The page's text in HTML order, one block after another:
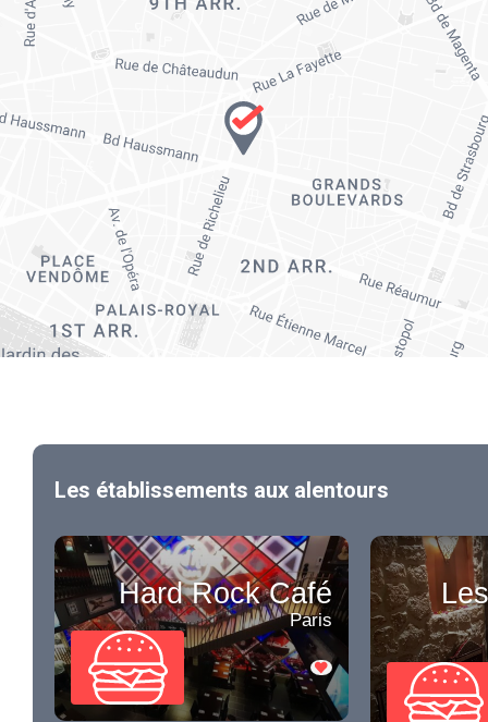
Les établissements aux alentours
Hard Rock Café
Paris